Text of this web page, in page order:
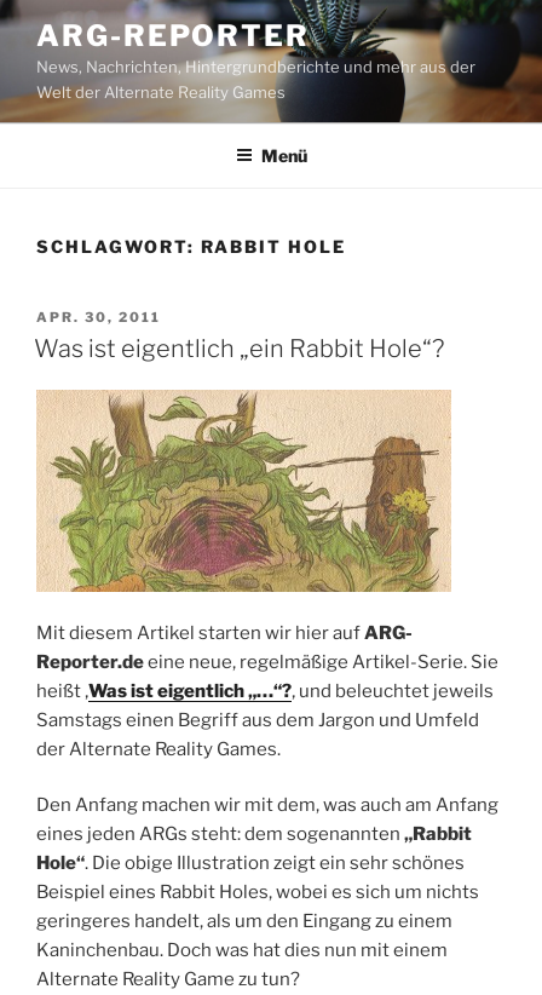
Zum
Inhalt
springen
ARG-REPORTER
News, Nachrichten, Hintergrundberichte und mehr aus der
Welt der Alternate Reality Games
Menü
SCHLAGWORT: RABBIT HOLE
VERÖFFENTLICHT
AM
APR. 30, 2011
Was ist eigentlich „ein Rabbit Hole“?
Mit diesem Artikel starten wir hier aufARG-
Reporter.deeine neue, regelmäßige Artikel-Serie. Sie
heißt ‚Was ist eigentlich „…“?‚ und beleuchtet jeweils
Samstags einen Begriff aus dem Jargon und Umfeld
der Alternate Reality Games.
Den Anfang machen wir mit dem, was auch am Anfang
eines jeden ARGs steht: dem sogenannten „Rabbit
Hole“. Die obige Illustration zeigt ein sehr schönes
Beispiel eines Rabbit Holes, wobei es sich um nichts
geringeres handelt, als um den Eingang zu einem
Kaninchenbau. Doch was hat dies nun mit einem
Alternate Reality Game zu tun?